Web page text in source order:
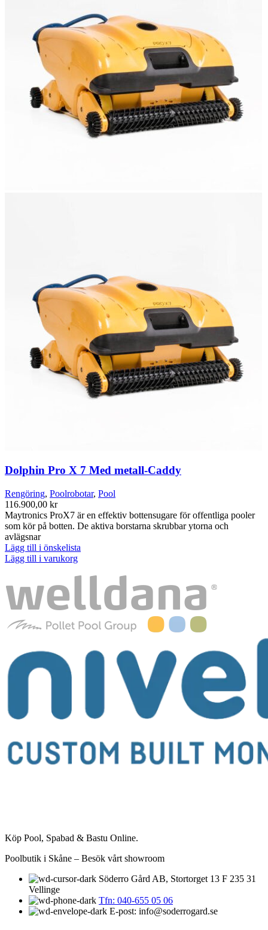
Dolphin Pro X 7 Med metall-Caddy
Rengöring, Poolrobotar, Pool
116.900,00 kr
Maytronics ProX7 är en effektiv bottensugare för offentliga pooler
som kör på botten. De aktiva borstarna skrubbar ytorna och
avlägsnar
Lägg till i önskelista
Lägg till i varukorg
Köp Pool, Spabad & Bastu Online.
Poolbutik i Skåne – Besök vårt showroom
Söderro Gård AB, Stortorget 13 F 235 31
Vellinge
Tfn: 040-655 05 06
E-post: info@soderrogard.se